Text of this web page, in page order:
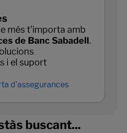
més t’importa amb
de Banc Sabadell.
i el suport
d’assegurances
buscant...